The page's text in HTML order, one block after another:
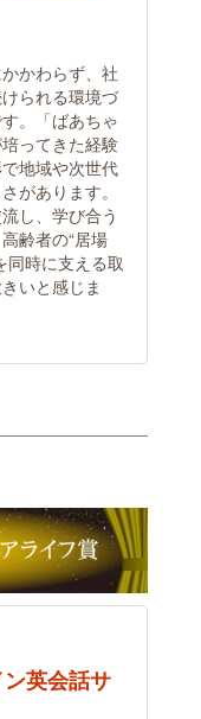
かわらず、社
られる環境づ
。「ばあちゃ
ってきた経験
地域や次世代
があります。
し、学び合う
齢者の“居場
同時に支える取
いと感じま
英会話サ